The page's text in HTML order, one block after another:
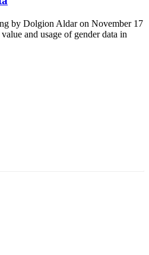
by Dolgion Aldar on November 17
and usage of gender data in